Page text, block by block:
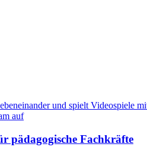
pädagogische Fachkräfte